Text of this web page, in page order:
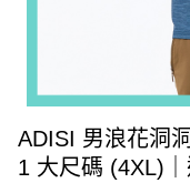
ADISI 男浪花洞
1 大尺碼 (4XL)